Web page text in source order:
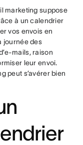
marketing suppose
à un calendrier
vos envois en
journée des
mails, raison
leur envoi.
peut s’avérer bien